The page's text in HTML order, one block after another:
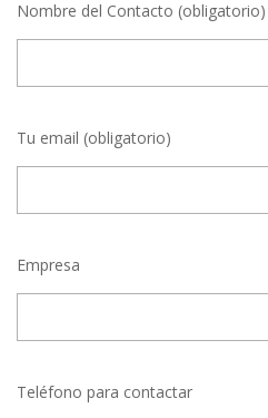
Nombre del Contacto (obligatorio)
Tu email (obligatorio)
Empresa
Teléfono para contactar